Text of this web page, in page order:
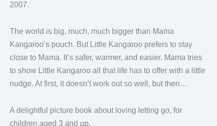
2007.
The world is big, much, much bigger than Mama
Kangaroo’s pouch. But Little Kangaroo prefers to stay
close to Mama. It’s safer, warmer, and easier. Mama tries
to show Little Kangaroo all that life has to offer with a little
nudge. At first, it doesn’t work out so well, but then…
A delightful picture book about loving letting go, for
children aged 3 and up.